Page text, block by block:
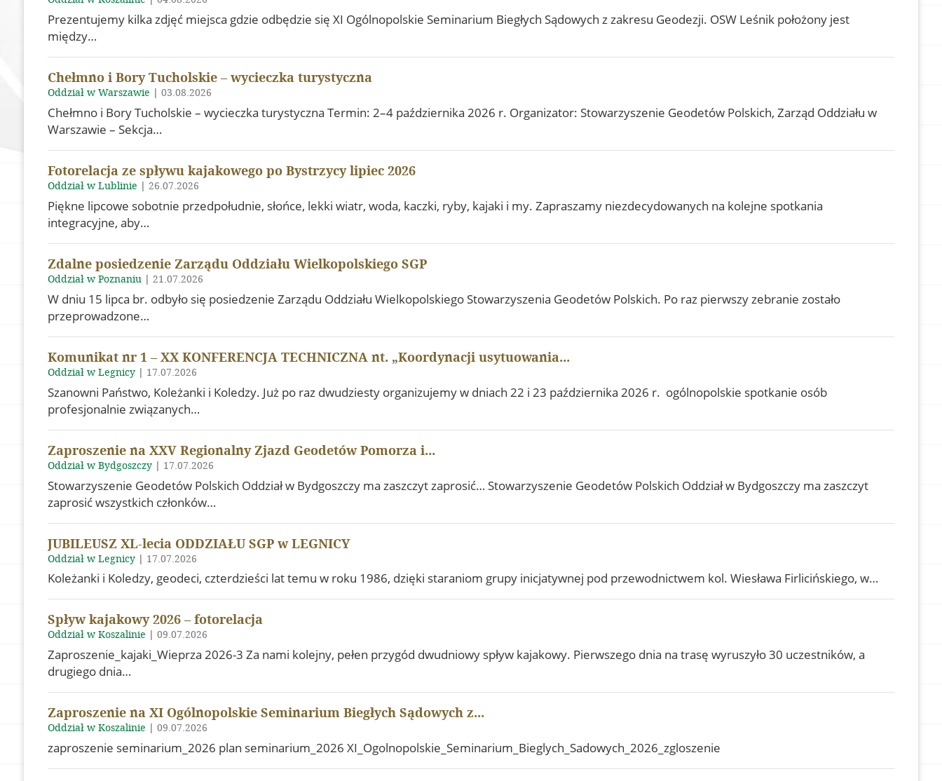
Become a member
Our Links
In Memoriam
Geodezyjna Osnowa
SGP Evaluators
Supporting members
Cartographic Knowledge
Electronic
from EuroCert
Prezentujemy kilka zdjęć miejsca gdzie odbędzie się XI Ogólnopolskie Seminarium Biegłych Sądowych z zakresu Geodezji. OSW Leśnik położony jest
między…
Chełmno i Bory Tucholskie – wycieczka turystyczna
Oddział w Warszawie | 03.08.2026
Chełmno i Bory Tucholskie – wycieczka turystyczna Termin: 2–4 października 2026 r. Organizator: Stowarzyszenie Geodetów Polskich, Zarząd Oddziału w
Warszawie – Sekcja…
Fotorelacja ze spływu kajakowego po Bystrzycy lipiec 2026
Oddział w Lublinie | 26.07.2026
Piękne lipcowe sobotnie przedpołudnie, słońce, lekki wiatr, woda, kaczki, ryby, kajaki i my. Zapraszamy niezdecydowanych na kolejne spotkania
integracyjne, aby…
Zdalne posiedzenie Zarządu Oddziału Wielkopolskiego SGP
Oddział w Poznaniu | 21.07.2026
W dniu 15 lipca br. odbyło się posiedzenie Zarządu Oddziału Wielkopolskiego Stowarzyszenia Geodetów Polskich. Po raz pierwszy zebranie zostało
przeprowadzone…
Komunikat nr 1 – XX KONFERENCJA TECHNICZNA nt. „Koordynacji usytuowania...
Oddział w Legnicy | 17.07.2026
Szanowni Państwo, Koleżanki i Koledzy. Już po raz dwudziesty organizujemy w dniach 22 i 23 października 2026 r. ogólnopolskie spotkanie osób
profesjonalnie związanych…
Zaproszenie na XXV Regionalny Zjazd Geodetów Pomorza i...
Oddział w Bydgoszczy | 17.07.2026
Stowarzyszenie Geodetów Polskich Oddział w Bydgoszczy ma zaszczyt zaprosić… Stowarzyszenie Geodetów Polskich Oddział w Bydgoszczy ma zaszczyt
zaprosić wszystkich członków…
JUBILEUSZ XL-lecia ODDZIAŁU SGP w LEGNICY
Oddział w Legnicy | 17.07.2026
Koleżanki i Koledzy, geodeci, czterdzieści lat temu w roku 1986, dzięki staraniom grupy inicjatywnej pod przewodnictwem kol. Wiesława Firlicińskiego, w…
Spływ kajakowy 2026 – fotorelacja
Oddział w Koszalinie 09.07.2026
Zaproszenie_kajaki_Wieprza 2026-3 Za nami kolejny, pełen przygód dwudniowy spływ kajakowy. Pierwszego dnia na trasę wyruszyło 30 uczestników, a
drugiego dnia…
Zaproszenie na XI Ogólnopolskie Seminarium Biegłych Sądowych z...
Oddział w Koszalinie 09.07.2026
zaproszenie seminarium_2026 plan seminarium_2026 XI_Ogolnopolskie_Seminarium_Bieglych_Sadowych_2026_zgloszenie